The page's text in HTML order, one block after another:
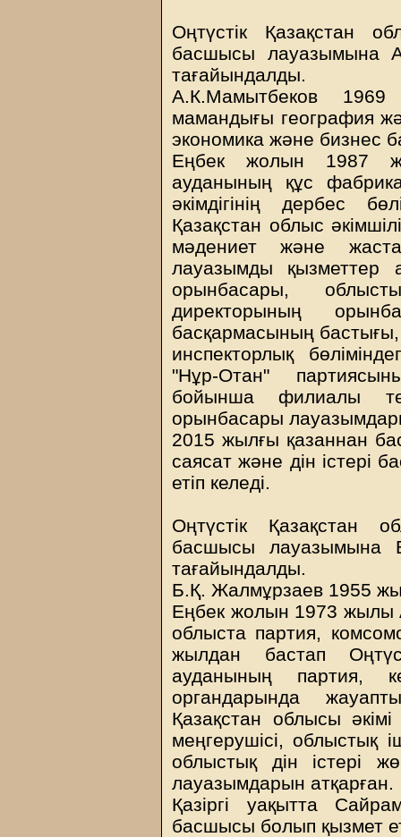
Оңтүстік Қазақстан
басшысы лауазымына
тағайындалды.
А.К.Мамытбеков
мамандығы география
экономика және бизнес
Еңбек жолын 1987
ауданының құс
әкімдігінің дербес
Қазақстан облыс
мәдениет және
лауазымды қызметтер
орынбасары,
директорының
басқармасының
инспекторлық
"Нұр-Отан"
бойынша филиалы
орынбасары
2015 жылғы қазаннан
саясат және дін істері
етіп келеді.
Оңтүстік Қазақстан
басшысы лауазымына
тағайындалды.
Б.Қ. Жалмұрзаев 1955
Еңбек жолын 1973 жылы
облыста партия,
жылдан бастап
ауданының партия,
органдарында
Қазақстан облысы
меңгерушісі, облыстық
облыстық дін істері
лауазымдарын атқарған.
Қазіргі уақытта
басшысы болып қызмет